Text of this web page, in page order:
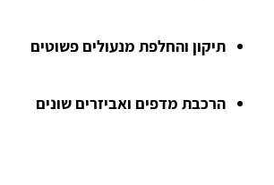
תיקון והחלפת מנעולים פשוטים
הרכבת מדפים ואביזרים שונים